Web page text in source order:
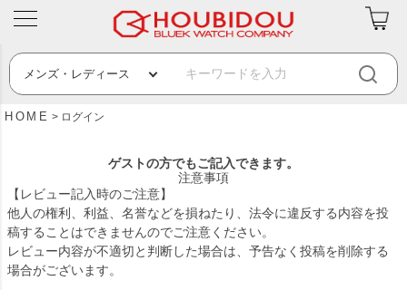
HOME ログイン
ゲストの方でもご記入できます。
注意事項
【レビュー記入時のご注意】
他人の権利、利益、名誉などを損ねたり、法令に違反する内容を投
稿することはできませんのでご注意ください。
レビュー内容が不適切と判断した場合は、予告なく投稿を削除する
場合がございます。